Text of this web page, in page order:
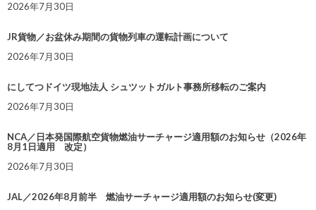
2026年7月30日
JR貨物／お盆休み期間の貨物列車の運転計画について
2026年7月30日
にしてつドイツ現地法人 シュツットガルト事務所移転のご案内
2026年7月30日
NCA／日本発国際航空貨物燃油サーチャージ適用額のお知らせ（2026年
8月1日適用 改定）
2026年7月30日
JAL／2026年8月前半 燃油サーチャージ適用額のお知らせ(変更)